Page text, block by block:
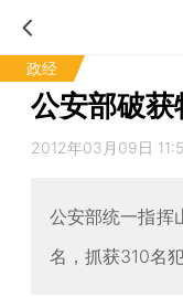
政经
公安部破
2012年03月09日
公安部统一指挥
名，抓获310名